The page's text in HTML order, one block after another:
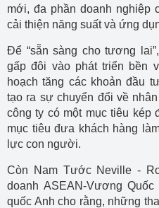
mới, đa phần doanh nghiệp
cải thiện năng suất và ứng
Để “sẵn sàng cho tương
gấp đôi vào phát triển bền
hoạch tăng các khoản đầu
tạo ra sự chuyển đổi về
công ty có một mục tiêu kép
mục tiêu đưa khách hàng
lực con người.
Còn Nam Tước Neville -
doanh ASEAN-Vương
quốc Anh cho rằng, những